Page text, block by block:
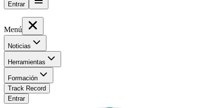
Entrar
Menú
Noticias
Herramientas
Formación
Track Record
Entrar